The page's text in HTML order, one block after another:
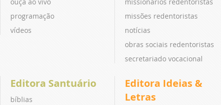
programação
vídeos
missões redentoristas
notícias
obras sociais redentoristas
secretariado vocacional
Editora Santuário
bíblias
Editora Ideias &
Letras